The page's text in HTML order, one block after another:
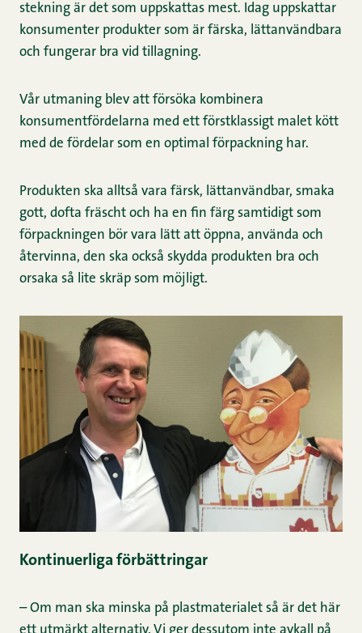
stekning är det som uppskattas mest. Idag uppskattar
konsumenter produkter som är färska, lättanvändbara
och fungerar bra vid tillagning.
Vår utmaning blev att försöka kombinera
konsumentfördelarna med ett förstklassigt malet kött
med de fördelar som en optimal förpackning har.
Produkten ska alltså vara färsk, lättanvändbar, smaka
gott, dofta fräscht och ha en fin färg samtidigt som
förpackningen bör vara lätt att öppna, använda och
återvinna, den ska också skydda produkten bra och
orsaka så lite skräp som möjligt.
Kontinuerliga förbättringar
– Om man ska minska på plastmaterialet så är det här
ett utmärkt alternativ. Vi ger dessutom inte avkall på